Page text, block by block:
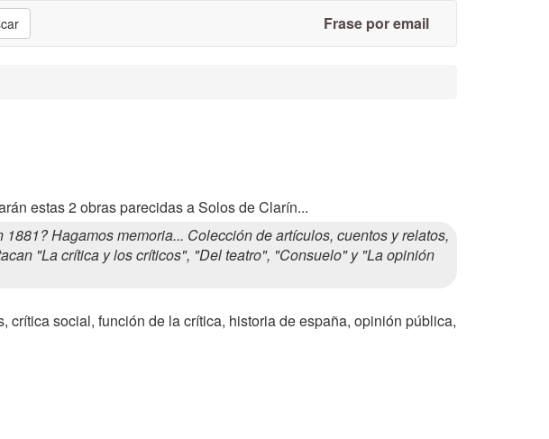
Frase por email
estas 2 obras parecidas a Solos de Clarín...
1881? Hagamos memoria... Colección de artículos, cuentos y relatos,
"La crítica y los críticos", "Del teatro", "Consuelo" y "La opinión
social, función de la crítica, historia de españa, opinión pública,